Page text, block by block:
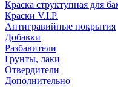
Краска структупная для
Краски V.I.P.
Антигравийные покрытия
Добавки
Разбавители
Грунты, лаки
Отвердители
Дополнительно